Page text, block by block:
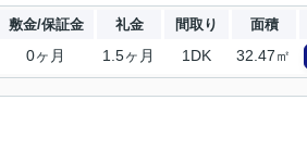
敷金/保証金 礼金 間取り 面積
0ヶ月 1.5ヶ月 1DK 32.47㎡